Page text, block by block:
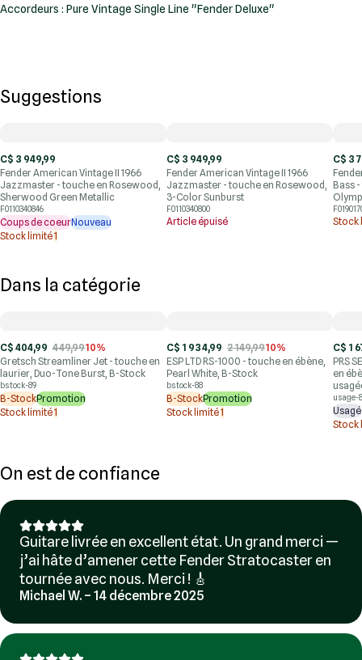
Accordeurs : Pure Vintage Single Line "Fender Deluxe"
Suggestions
C$ 3 949,99
Fender American Vintage II 1966
Jazzmaster - touche en Rosewood,
Sherwood Green Metallic
F0110340846
Coups de coeurNouveau
Stock limité1
C$ 3 949,99
Fender American Vintage II 1966
Jazzmaster - touche en Rosewood,
3-Color Sunburst
F0110340800
Article épuisé
C$ 3
Bass
Stock
Dans la catégorie
C$ 404,99 449,9910%
Gretsch Streamliner Jet - touche en
laurier, Duo-Tone Burst, B-Stock
bstock-89
B-StockPromotion
Stock limité1
C$ 1 934,99 2 149,9910%
ESP LTD RS-1000 - touche en ébène,
Pearl White, B-Stock
bstock-88
B-StockPromotion
Stock limité1
C$ 1
PRS
en
usage-
Usagé
Stock
On est de confiance
Guitare livrée en excellent état. Un grand merci —
j’ai hâte d’amener cette Fender Stratocaster en
tournée avec nous. Merci ! 🎸
Michael W. – 14 décembre 2025